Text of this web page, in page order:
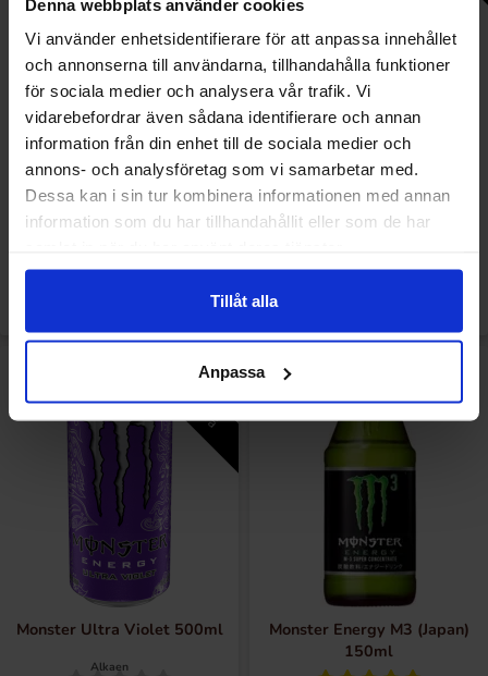
Denna webbplats använder cookies
Vi använder enhetsidentifierare för att anpassa innehållet
och annonserna till användarna, tillhandahålla funktioner
för sociala medier och analysera vår trafik. Vi
vidarebefordrar även sådana identifierare och annan
information från din enhet till de sociala medier och
annons- och analysföretag som vi samarbetar med.
Dessa kan i sin tur kombinera informationen med annan
information som du har tillhandahållit eller som de har
Tillåt alla
Anpassa
Monster Energy Ultra Peachy
Keen 500ml
Monster Energy Ultra Vice
Alkaen
Valitse määrä
Monster Ultra Violet 500ml
Alkaen
Monster Energy M3 (Japan)
150ml